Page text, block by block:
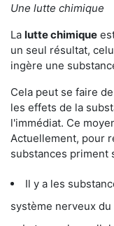
Une lutte chimique
La lutte chimique
un seul résultat,
ingère une
Cela peut se faire
les effets de la
l'immédiat. Ce
Actuellement, pour
substances priment
Il y a les
système nerveux